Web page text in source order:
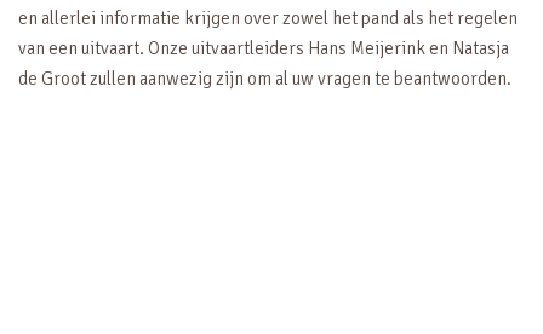
en allerlei informatie krijgen over zowel het pand als het regelen
van een uitvaart. Onze uitvaartleiders Hans Meijerink en Natasja
de Groot zullen aanwezig zijn om al uw vragen te beantwoorden.